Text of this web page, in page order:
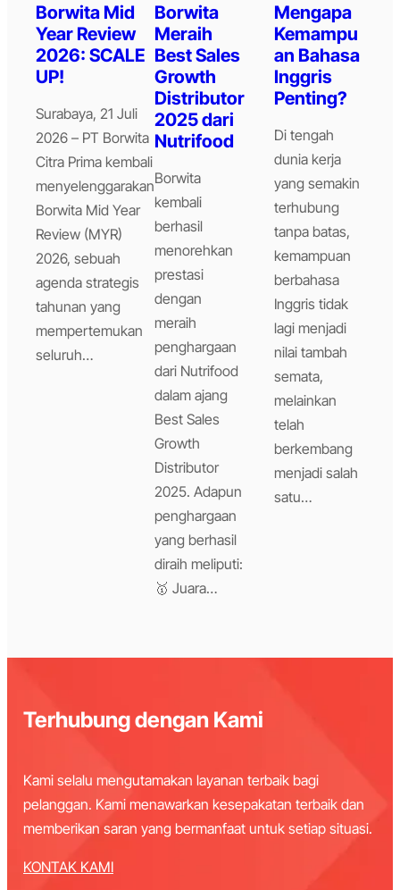
Borwita Mid
Year Review
2026: SCALE
UP!
Surabaya, 21 Juli
2026 – PT Borwita
Citra Prima kembali
menyelenggarakan
Borwita Mid Year
Review (MYR)
2026, sebuah
agenda strategis
tahunan yang
mempertemukan
seluruh…
Borwita
Meraih
Best Sales
Growth
Distributor
2025 dari
Nutrifood
Borwita
kembali
berhasil
menorehkan
prestasi
dengan
meraih
penghargaan
dari Nutrifood
dalam ajang
Best Sales
Growth
Distributor
2025. Adapun
penghargaan
yang berhasil
diraih meliputi:
🥇 Juara…
Mengapa
Kemampu
an Bahasa
Inggris
Penting?
Di tengah
dunia kerja
yang semakin
terhubung
tanpa batas,
kemampuan
berbahasa
Inggris tidak
lagi menjadi
nilai tambah
semata,
melainkan
telah
berkembang
menjadi salah
satu…
Terhubung dengan Kami
Kami selalu mengutamakan layanan terbaik bagi
pelanggan. Kami menawarkan kesepakatan terbaik dan
memberikan saran yang bermanfaat untuk setiap situasi.
KONTAK KAMI